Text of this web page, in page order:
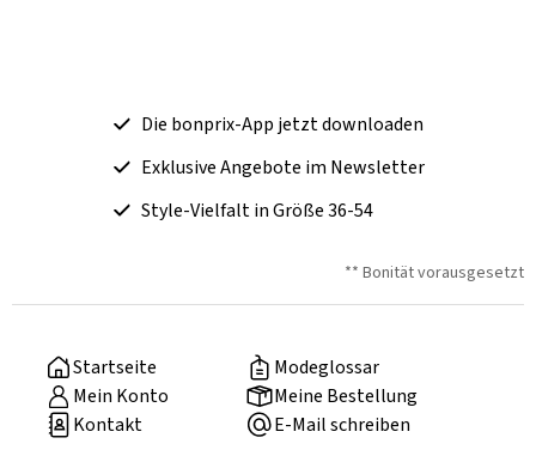
Die bonprix-App jetzt downloaden
Exklusive Angebote im Newsletter
Style-Vielfalt in Größe 36-54
** Bonität vorausgesetzt
Startseite
Modeglossar
Mein Konto
Meine Bestellung
Kontakt
E-Mail schreiben